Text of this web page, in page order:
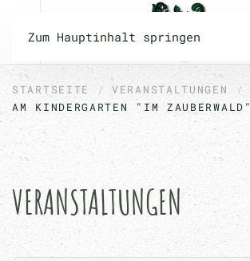
Zum Hauptinhalt springen
STARTSEITE VERANSTALTUNGEN
AM KINDERGARTEN "IM ZAUBERWALD"
VERANSTALTUNGEN